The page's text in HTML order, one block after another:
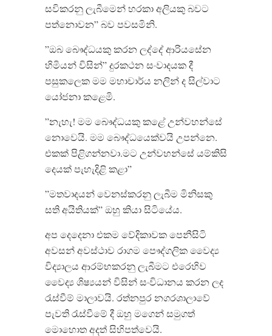
සවිකරනු ලැබීමෙන් හරකා අලියකු බවට
පත්නොවන” බව පවසමිනි.
”ඔබ බෞද්ධයකු කරන ලද්දේ ආරියසේන
හිමියන් විසින්” දුරකථන සංවාදයක දී
පසුකලෙක මම මහාචාර්ය නලින් ද සිල්වාට
යෝජනා කළෙමි.
”නැහැ! මම බෞද්ධයකු කළේ උන්වහන්සේ
නොවෙයි. මම බෞද්ධයෙක්වයි උපන්නෙ.
එකක් පිළිගන්නවා.මට උන්වහන්සේ යම්කිසි
දෙයක් පැහැදිළි කළා”
”මතවාදයන් වෙනස්කරනු ලැබීම මිනිසකු
සති අයිතියක්” ඔහු කියා සිටියේය.
අප දෙදෙනා එකම වේදිකාවක පෙනීසිටි
අවසන් අවස්ථාව රාගම පෞද්ගලික වෛද්‍ය
විද්‍යාලය ආරම්භකරනු ලැබීමට එරෙහිව
වෛද්‍ය ශිෂ්‍යයන් විසින් සංවිධානය කරන ලද
රැස්වීම් මාලාවයි. රත්නපුර නගරශාලාවේ
පැවති රැස්වීමේ දී ඔහු මගෙන් සමුගත්
මොහොත අදත් සිහිපත්වෙයි.